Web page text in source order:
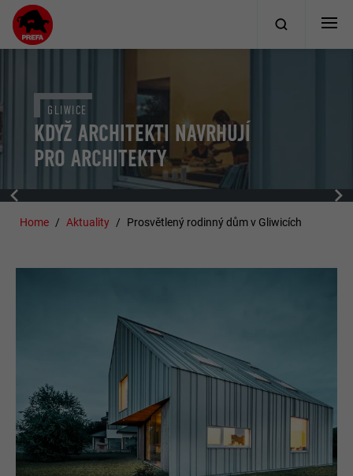
KDYŽ ARCHITEKTI NAVRHUJÍ
PRO ARCHITEKTY
GLIWICE
Home Aktuality Prosvětlený rodinný dům v Gliwicích